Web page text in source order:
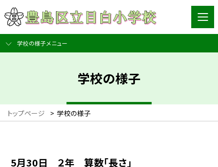
学校の様子メニュー
学校の様子
トップページ > 学校の様子
5月30日 ２年 算数「長さ」